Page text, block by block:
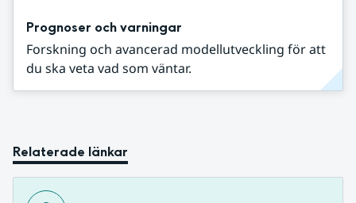
Prognoser och varningar
Forskning och avancerad modellutveckling för att
du ska veta vad som väntar.
Relaterade länkar